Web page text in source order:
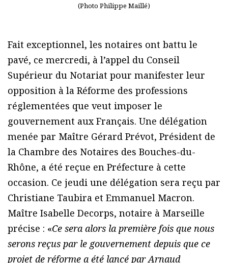
(Photo Philippe Maillé)
Fait exceptionnel, les notaires ont battu le
pavé, ce mercredi, à l’appel du Conseil
Supérieur du Notariat pour manifester leur
opposition à la Réforme des professions
réglementées que veut imposer le
gouvernement aux Français. Une délégation
menée par Maître Gérard Prévot, Président de
la Chambre des Notaires des Bouches-du-
Rhône, a été reçue en Préfecture à cette
occasion. Ce jeudi une délégation sera reçu par
Christiane Taubira et Emmanuel Macron.
Maître Isabelle Decorps, notaire à Marseille
précise : «Ce sera alors la première fois que nous
serons reçus par le gouvernement depuis que ce
projet de réforme a été lancé par Arnaud